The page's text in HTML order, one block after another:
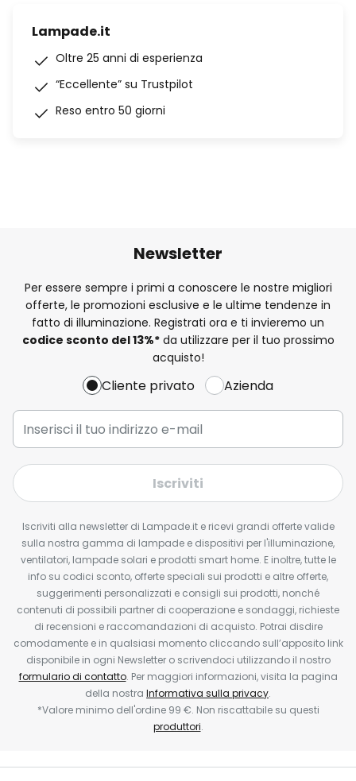
Lampade.it
Oltre 25 anni di esperienza
“Eccellente” su Trustpilot
Reso entro 50 giorni
Newsletter
Per essere sempre i primi a conoscere le nostre migliori
offerte, le promozioni esclusive e le ultime tendenze in
fatto di illuminazione. Registrati ora e ti invieremo un
codice sconto del13%*da utilizzare per il tuo prossimo
acquisto!
Cliente privato Azienda
Iscriviti
Iscriviti alla newsletter di Lampade.it e ricevi grandi offerte valide
sulla nostra gamma di lampade e dispositivi per l'illuminazione,
ventilatori, lampade solari e prodotti smart home. E inoltre, tutte le
info su codici sconto, offerte speciali sui prodotti e altre offerte,
suggerimenti personalizzati e consigli sui prodotti, nonché
contenuti di possibili partner di cooperazione e sondaggi, richieste
di recensioni e raccomandazioni di acquisto. Potrai disdire
comodamente e in qualsiasi momento cliccando sull’apposito link
disponibile in ogni Newsletter o scrivendoci utilizzando il nostro
formulario di contatto. Per maggiori informazioni, visita la pagina
della nostra Informativa sulla privacy.
*Valore minimo dell'ordine 99 €. Non riscattabile su questi
produttori.